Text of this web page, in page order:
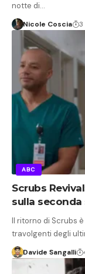
notte di…
Nicole Coscia 3
ABC
Scrubs
sulla
Il ritorno di Scrubs
travolgenti degli
Davide Sangalli